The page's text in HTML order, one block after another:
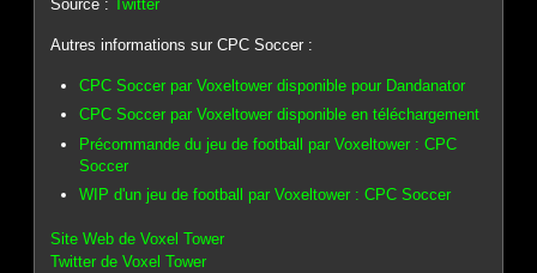
Source :Twitter
Autres informations sur CPC Soccer :
CPC Soccer par Voxeltower disponible pour Dandanator
CPC Soccer par Voxeltower disponible en téléchargement
Précommande du jeu de football par Voxeltower : CPC
Soccer
WIP d'un jeu de football par Voxeltower : CPC Soccer
Site Web de Voxel Tower
Twitter de Voxel Tower